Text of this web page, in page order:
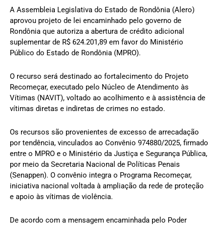
A Assembleia Legislativa do Estado de Rondônia (Alero)
aprovou projeto de lei encaminhado pelo governo de
Rondônia que autoriza a abertura de crédito adicional
suplementar de R$ 624.201,89 em favor do Ministério
Público do Estado de Rondônia (MPRO).
O recurso será destinado ao fortalecimento do Projeto
Recomeçar, executado pelo Núcleo de Atendimento às
Vítimas (NAVIT), voltado ao acolhimento e à assistência de
vítimas diretas e indiretas de crimes no estado.
Os recursos são provenientes de excesso de arrecadação
por tendência, vinculados ao Convênio 974880/2025, firmado
entre o MPRO e o Ministério da Justiça e Segurança Pública,
por meio da Secretaria Nacional de Políticas Penais
(Senappen). O convênio integra o Programa Recomeçar,
iniciativa nacional voltada à ampliação da rede de proteção
e apoio às vítimas de violência.
De acordo com a mensagem encaminhada pelo Poder